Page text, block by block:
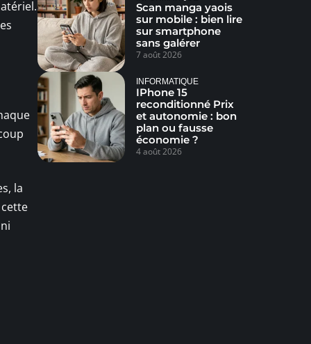
la
Scan manga yaois
sur mobile : bien lire
sur smartphone
sans galérer
7 août 2026
INFORMATIQUE
IPhone 15
reconditionné Prix
et autonomie : bon
plan ou fausse
économie ?
4 août 2026